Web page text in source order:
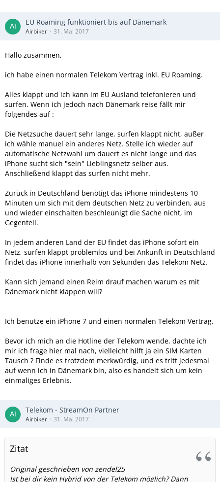
EU Roaming funktioniert bis auf Dänemark
Airbiker 31. Mai 2017
Hallo zusammen,
ich habe einen normalen Telekom Vertrag inkl. EU Roaming.
Alles klappt und ich kann im EU Ausland telefonieren und
surfen. Wenn ich jedoch nach Dänemark reise fällt mir
folgendes auf :
Die Netzsuche dauert sehr lange, surfen klappt nicht, außer
ich wähle manuel ein anderes Netz. Stelle ich wieder auf
automatische Netzwahl um dauert es nicht lange und das
iPhone sucht sich "sein" Lieblingsnetz selber aus.
Anschließend klappt das surfen nicht mehr.
Zurück in Deutschland benötigt das iPhone mindestens 10
Minuten um sich mit dem deutschen Netz zu verbinden, aus
und wieder einschalten beschleunigt die Sache nicht, im
Gegenteil.
In jedem anderen Land der EU findet das iPhone sofort ein
Netz, surfen klappt problemlos und bei Ankunft in Deutschland
findet das iPhone innerhalb von Sekunden das Telekom Netz.
Kann sich jemand einen Reim drauf machen warum es mit
Dänemark nicht klappen will?
Ich benutze ein iPhone 7 und einen normalen Telekom Vertrag.
Bevor ich mich an die Hotline der Telekom wende, dachte ich
mir ich frage hier mal nach, vielleicht hilft ja ein SIM Karten
Tausch ? Finde es trotzdem merkwürdig, und es tritt jedesmal
auf wenn ich in Dänemark bin, also es handelt sich um kein
einmaliges Erlebnis.
Telekom - StreamOn Partner
Airbiker 31. Mai 2017
Zitat
Original geschrieben von zendel25
Ist bei dir kein Hybrid von der Telekom möglich? Dann